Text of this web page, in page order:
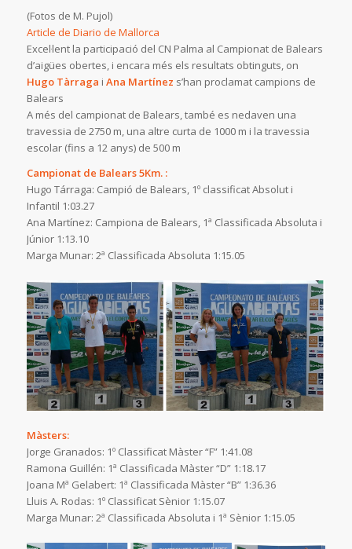
(Fotos de M. Pujol)
Article de Diario de Mallorca
Excel·lent la participació del CN Palma al Campionat de Balears
d’aigües obertes, i encara més els resultats obtinguts, on
Hugo Tàrraga i Ana Martínez s’han proclamat campions de
Balears
A més del campionat de Balears, també es nedaven una
travessia de 2750 m, una altre curta de 1000 m i la travessia
escolar (fins a 12 anys) de 500 m
Campionat de Balears 5Km. :
Hugo Tárraga: Campió de Balears, 1º classificat Absolut i
Infantil 1:03.27
Ana Martínez: Campiona de Balears, 1ª Classificada Absoluta i
Júnior 1:13.10
Marga Munar: 2ª Classificada Absoluta 1:15.05
Màsters:
Jorge Granados: 1º Classificat Màster “F” 1:41.08
Ramona Guillén: 1ª Classificada Màster “D” 1:18.17
Joana Mª Gelabert: 1ª Classificada Màster “B” 1:36.36
Lluis A. Rodas: 1º Classificat Sènior 1:15.07
Marga Munar: 2ª Classificada Absoluta i 1ª Sènior 1:15.05